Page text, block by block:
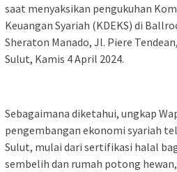
saat menyaksikan pengukuhan
Keuangan Syariah (KDEKS) di
Sheraton Manado, Jl. Piere
Sulut, Kamis 4 April 2024.
Sebagaimana diketahui, ungkap
pengembangan ekonomi syariah
Sulut, mulai dari sertifikasi halal
sembelih dan rumah potong